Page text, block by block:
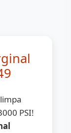
limpa
PSI!